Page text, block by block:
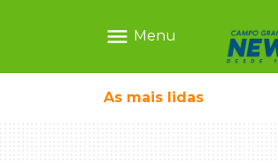
menu Menu
As mais lidas
em caminhão estacionado